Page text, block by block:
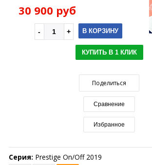
30 900 руб
В КОРЗИНУ
КУПИТЬ В 1 КЛИК
Поделиться
Сравнение
Избранное
Серия: Prestige On/Off 2019